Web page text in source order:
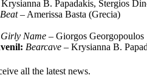
B. Papadakis, Stergios
– Amerissa Basta (Grecia)
Name – Giorgos Georgopoulos
Bearcave – Krysianna B.
all the latest news.